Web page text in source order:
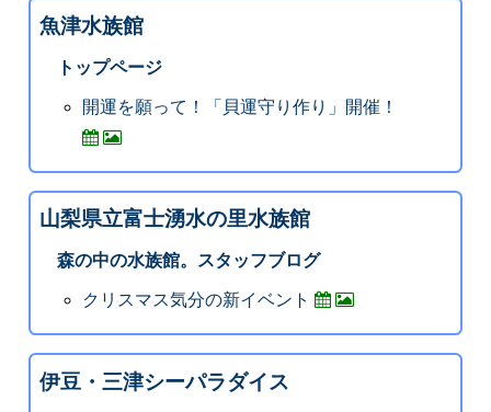
魚津水族館
トップページ
開運を願って！「貝運守り作り」開催！
山梨県立富士湧水の里水族館
森の中の水族館。スタッフブログ
クリスマス気分の新イベント
伊豆・三津シーパラダイス